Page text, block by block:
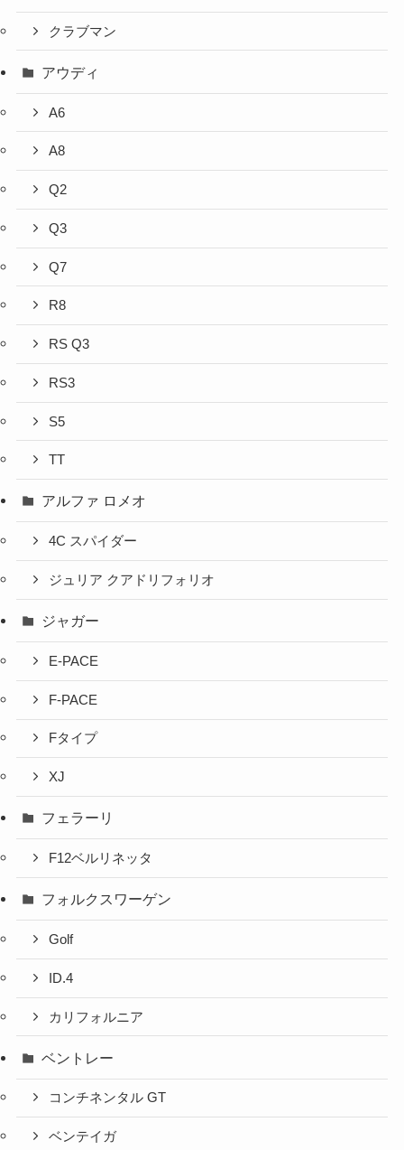
クラブマン
アウディ
A6
A8
Q2
Q3
Q7
R8
RS Q3
RS3
S5
TT
アルファ ロメオ
4C スパイダー
ジュリア クアドリフォリオ
ジャガー
E-PACE
F-PACE
Fタイプ
XJ
フェラーリ
F12ベルリネッタ
フォルクスワーゲン
Golf
ID.4
カリフォルニア
ベントレー
コンチネンタル GT
ベンテイガ